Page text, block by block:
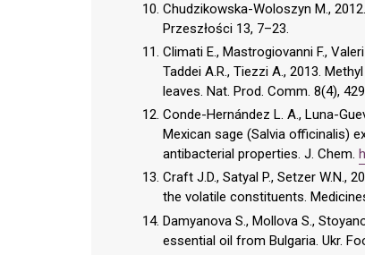
Chudzikowska-Woloszyn M.,
Przeszłości 13, 7–23.
Climati E., Mastrogiovanni F.,
Taddei A.R., Tiezzi A., 2013.
leaves. Nat. Prod. Comm. 8(4),
Conde-Hernández L. A., Luna-
Mexican sage (Salvia officinalis)
antibacterial properties. J. Chem.
Craft J.D., Satyal P., Setzer
the volatile constituents.
Damyanova S., Mollova S.,
essential oil from Bulgaria. Ukr.